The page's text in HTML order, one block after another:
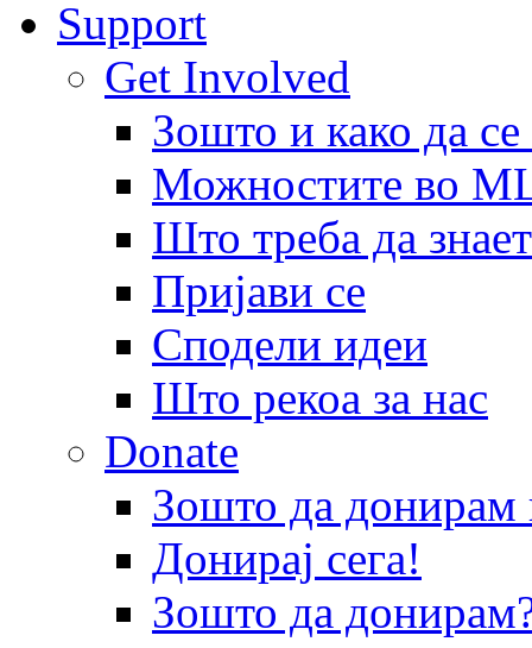
Support
Get Involved
Зошто и како да
Можностите во
Што треба да
Пријави се
Сподели идеи
Што рекоа за нас
Donate
Зошто да
Донирај сега!
Зошто да